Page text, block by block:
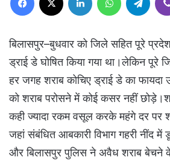
बिलासपुर–बुधवार को जिले सहित पूरे
ड्राई डे घोषित किया गया था।लेकिन
हर जगह शराब कोचिए ड्राई डे का फायदा
को शराब परोसने में कोई कसर नहीं
कही ज्यादा रकम वसूल करके महंगे दर पर
जहां संबंधित आबकारी विभाग गहरी नींद में
और बिलासपुर पुलिस ने अवैध शराब बेचने के